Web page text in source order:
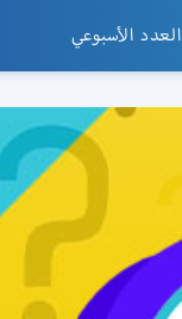
العدد الأسبوعي